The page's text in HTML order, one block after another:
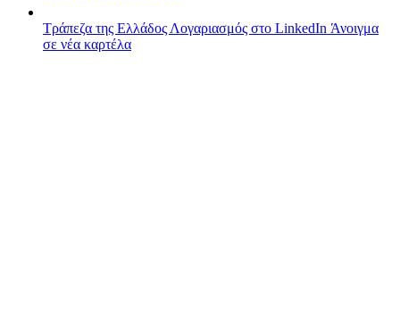
Τράπεζα της Ελλάδος Λογαριασμός στο LinkedIn Άνοιγμα
σε νέα καρτέλα